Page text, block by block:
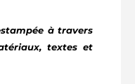
à travers
textes et